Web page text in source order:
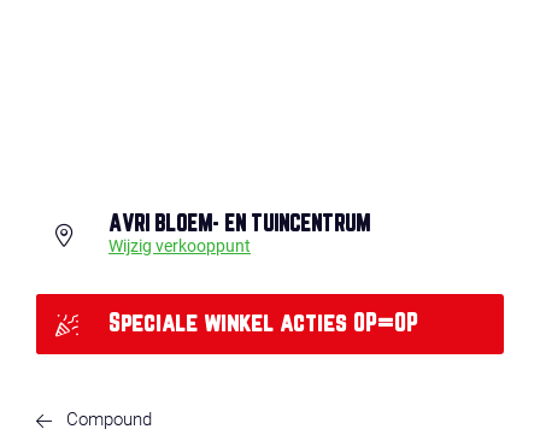
AVRI BLOEM- EN TUINCENTRUM
Wijzig verkooppunt
Speciale winkel acties OP=OP
Compound